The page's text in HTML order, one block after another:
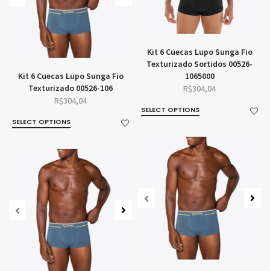
Kit 6 Cuecas Lupo Sunga Fio
Texturizado Sortidos 00526-
1065000
R$304,04
SELECT OPTIONS
Kit 6 Cuecas Lupo Sunga Fio
Texturizado 00526-106
R$304,04
SELECT OPTIONS